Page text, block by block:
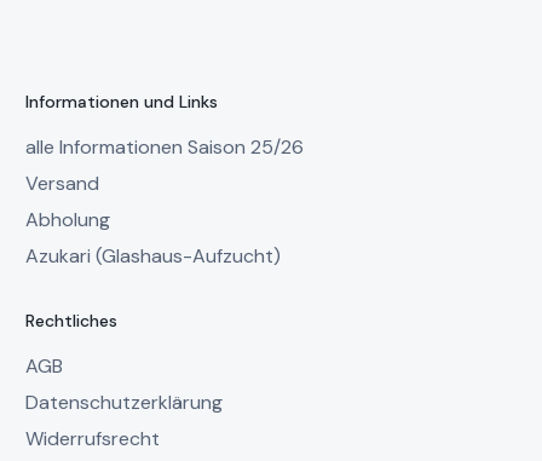
Informationen und Links
alle Informationen Saison 25/26
Versand
Abholung
Azukari (Glashaus-Aufzucht)
Rechtliches
AGB
Datenschutzerklärung
Widerrufsrecht